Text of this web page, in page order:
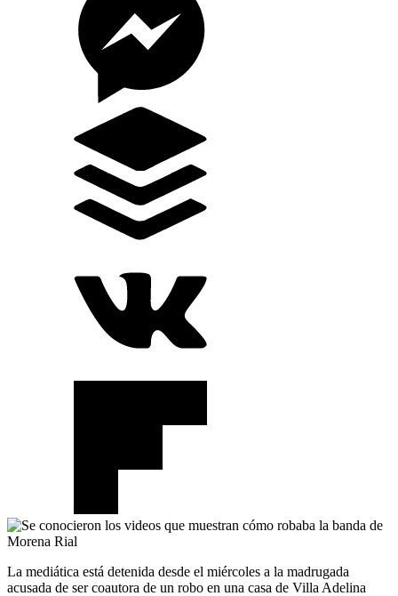
La mediática está detenida desde el miércoles a la madrugada
acusada de ser coautora de un robo en una casa de Villa Adelina